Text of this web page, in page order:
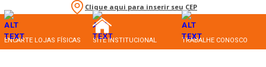
Clique aqui para inserir seu CEP
ENCARTE LOJAS FÍSICAS SITE INSTITUCIONAL TRABALHE CONOSCO